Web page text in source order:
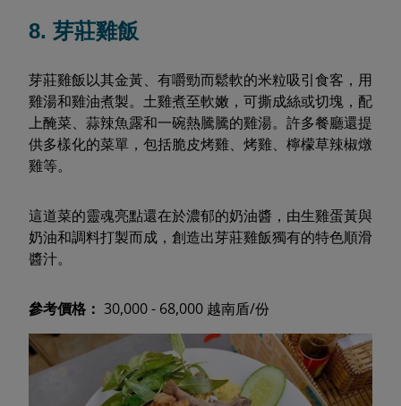
8. 芽莊雞飯
芽莊雞飯以其金黃、有嚼勁而鬆軟的米粒吸引食客，用
雞湯和雞油煮製。土雞煮至軟嫩，可撕成絲或切塊，配
上醃菜、蒜辣魚露和一碗熱騰騰的雞湯。許多餐廳還提
供多樣化的菜單，包括脆皮烤雞、烤雞、檸檬草辣椒燉
雞等。
這道菜的靈魂亮點還在於濃郁的奶油醬，由生雞蛋黃與
奶油和調料打製而成，創造出芽莊雞飯獨有的特色順滑
醬汁。
參考價格： 30,000 - 68,000 越南盾/份